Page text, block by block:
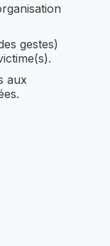
gestes)
aux